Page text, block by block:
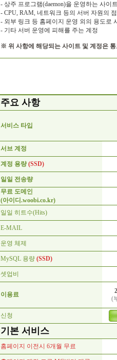
- 상주 프로그램(daemon)을 운영하는 사이
- CPU, RAM, 네트워크 등의 서버 자원의
- 외부 링크 등 홈페이지 운영 외의 용도로
- 기타 서버 운영에 피해를 주는 계정
※ 위 사항에 해당되는 사이트 및 계정은
주요 사항
서비스 타입
서브 계정
계정 용량(SSD)
일일 전송량
무료 도메인
(아이디.woobi.co.kr)
일일 히트수(Hits)
E-MAIL
운영 체제
MySQL 용량 (SSD)
셋업비
이용료
(
신청
기본 서비스
홈페이지 이전시 6개월 무료